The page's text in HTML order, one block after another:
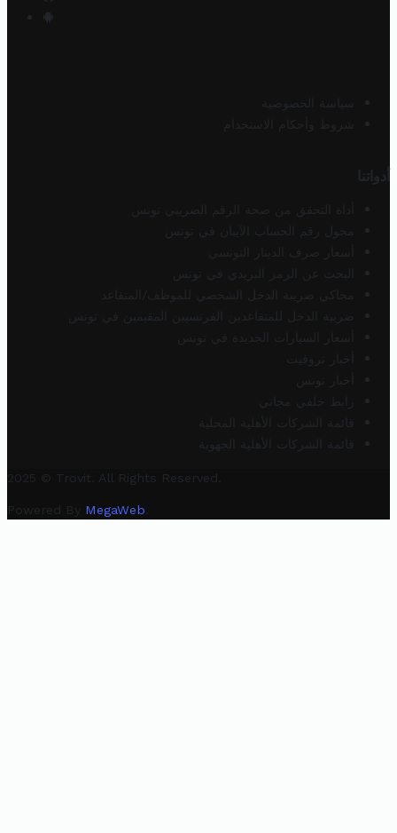
سياسة الخصوصية
شروط وأحكام الاستخدام
أدواتنا
أداة التحقق من صحة الرقم الضريبي تونس
محول رقم الحساب الآيبان في تونس
أسعار صرف الدينار التونسي
البحث عن الرمز البريدي في تونس
محاكي ضريبة الدخل الشخصي للموظف/المتقاعد
ضريبة الدخل للمتقاعدين الفرنسيين المقيمين في تونس
أسعار السيارات الجديدة في تونس
أخبار تروفيت
أخبار تونس
رابط خلفي مجاني
قائمة الشركات الأهلية المحلية
قائمة الشركات الأهلية الجهوية
2025 © Trovit. All Rights Reserved.
Powered By MegaWeb